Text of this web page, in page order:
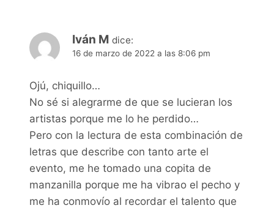
Iván M dice:
16 de marzo de 2022 a las 8:06 pm
Ojú, chiquillo…
No sé si alegrarme de que se lucieran los
artistas porque me lo he perdido…
Pero con la lectura de esta combinación de
letras que describe con tanto arte el
evento, me he tomado una copita de
manzanilla porque me ha vibrao el pecho y
me ha conmovío al recordar el talento que